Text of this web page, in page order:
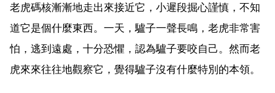
老虎碼核漸漸地走出來接近它，小遲段掘心謹慎，不知
道它是個什麼東西。一天，驢子一聲長鳴，老虎非常害
怕，逃到遠處，十分恐懼，認為驢子要咬自己。然而老
虎來來往往地觀察它，覺得驢子沒有什麼特別的本領。